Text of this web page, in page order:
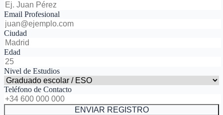
Email Profesional
Ciudad
Edad
Nivel de Estudios
Teléfono de Contacto
ENVIAR REGISTRO